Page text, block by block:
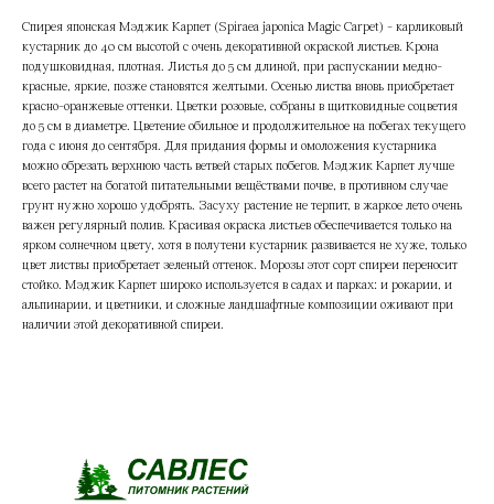
Спирея японская Мэджик Карпет (Spiraea japonica Magic Carpet) - карликовый
кустарник до 40 см высотой с очень декоративной окраской листьев. Крона
подушковидная, плотная. Листья до 5 см длиной, при распускании медно-
красные, яркие, позже становятся желтыми. Осенью листва вновь приобретает
красно-оранжевые оттенки. Цветки розовые, собраны в щитковидные соцветия
до 5 см в диаметре. Цветение обильное и продолжительное на побегах текущего
года с июня до сентября. Для придания формы и омоложения кустарника
можно обрезать верхнюю часть ветвей старых побегов. Мэджик Карпет лучше
всего растет на богатой питательными вещёствами почве, в противном случае
грунт нужно хорошо удобрять. Засуху растение не терпит, в жаркое лето очень
важен регулярный полив. Красивая окраска листьев обеспечивается только на
ярком солнечном цвету, хотя в полутени кустарник развивается не хуже, только
цвет листвы приобретает зеленый оттенок. Морозы этот сорт спиреи переносит
стойко. Мэджик Карпет широко используется в садах и парках: и рокарии, и
альпинарии, и цветники, и сложные ландшафтные композиции оживают при
наличии этой декоративной спиреи.